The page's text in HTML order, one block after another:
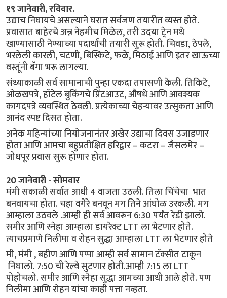
१९ जानेवारी, रविवार.
उद्याच निघायचे असल्याने घरात सर्वजण तयारीत व्यस्त होते.
प्रवासात बाहेरचे अन्न नेहमीच मिळेल, तरी उदया ट्रेन मधे
खाण्यासाठी नेण्याच्या पदार्थांची तयारी सुरू होती. चिवडा, ठेपले,
भरलेली कारली, चटणी, बिस्किटे, फळे, मिठाई आणि इतर खाऊच्या
वस्तूंनी बॅगा भरू लागल्या.
संध्याकाळी सर्व सामानाची पुन्हा एकदा तपासणी केली. तिकिटे,
ओळखपत्रे, हॉटेल बुकिंगचे प्रिंटआउट, औषधे आणि आवश्यक
कागदपत्रे व्यवस्थित ठेवली. प्रत्येकाच्या चेहऱ्यावर उत्सुकता आणि
आनंद स्पष्ट दिसत होता.
अनेक महिन्यांच्या नियोजनानंतर अखेर उद्याचा दिवस उजाडणार
होता आणि आमचा बहुप्रतीक्षित हरिद्वार – कटरा – जैसलमेर –
जोधपूर प्रवास सुरू होणार होता.
20 जानेवारी - सोमवार
मंमी सकाळी सर्वात आधी 4 वाजता उठली. तिला चिंचेचा भात
बनवायचा होता. चहा वगेरे बनवून मग तिने आंघोळ उरकली. मग
आम्हाला उठवले .आम्ही ही सर्व आवरून 6:30 पर्यंत रेडी झालो.
समीर आणि स्नेहा आम्हाला डायरेक्ट LTT ला भेटणार होते.
त्याचप्रमाणे निलीमा व रोहन सुद्धा आम्हाला LTT ला भेटणार होते
मी, मंमी , बहीण आणि पप्पा आम्ही सर्व सामान टॅक्सीत टाकून
निघालो. 7:50 ची रेल्वे सुटणार होती.आम्ही 7:15 ला LTT
पोहोचलो. समीर आणि स्नेहा सुद्धा आमच्या आधी आले होते. पण
निलीमा आणि रोहन यांचा काही पत्ता नव्हता.